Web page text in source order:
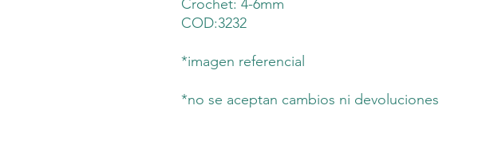
Crochet: 4-6mm
COD:3232
*imagen referencial
*no se aceptan cambios ni devoluciones